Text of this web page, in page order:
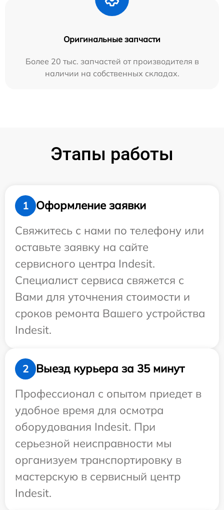
Оригинальные запчасти
Более 20 тыс. запчастей от производителя в
наличии на собственных складах.
Этапы работы
1
Оформление заявки
Свяжитесь с нами по телефону или
оставьте заявку на сайте
сервисного центра Indesit.
Специалист сервиса свяжется с
Вами для уточнения стоимости и
сроков ремонта Вашего устройства
Indesit.
2
Выезд курьера за 35 минут
Профессионал с опытом приедет в
удобное время для осмотра
оборудования Indesit. При
серьезной неисправности мы
организуем транспортировку в
мастерскую в сервисный центр
Indesit.